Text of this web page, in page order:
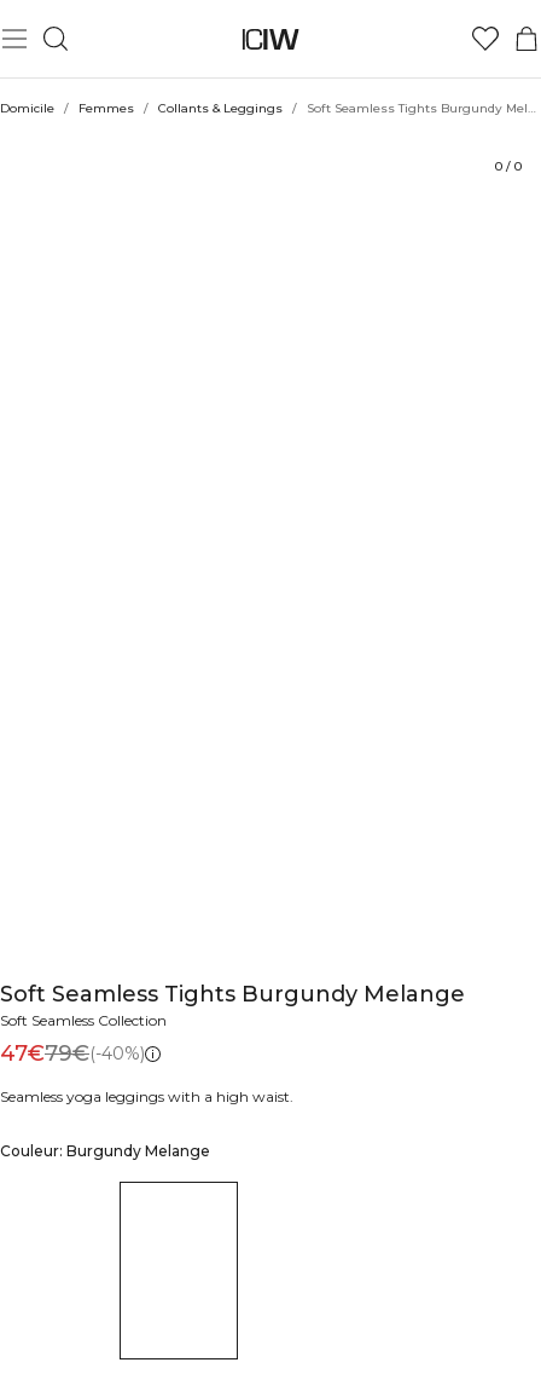
Domicile / Femmes / Collants & Leggings / Soft Seamless Tights Burgundy Melange
0 / 0
Soft Seamless Tights Burgundy Melange
Soft Seamless Collection
47€79€(-40%)
Seamless yoga leggings with a high waist.
Couleur: Burgundy Melange